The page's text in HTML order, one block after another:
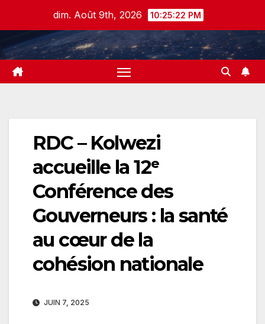
content
dim. Août 9th, 2026 10:25:23 PM
RDC – Kolwezi
accueille la 12ᵉ
Conférence des
Gouverneurs : la santé
au cœur de la
cohésion nationale
JUIN 7, 2025